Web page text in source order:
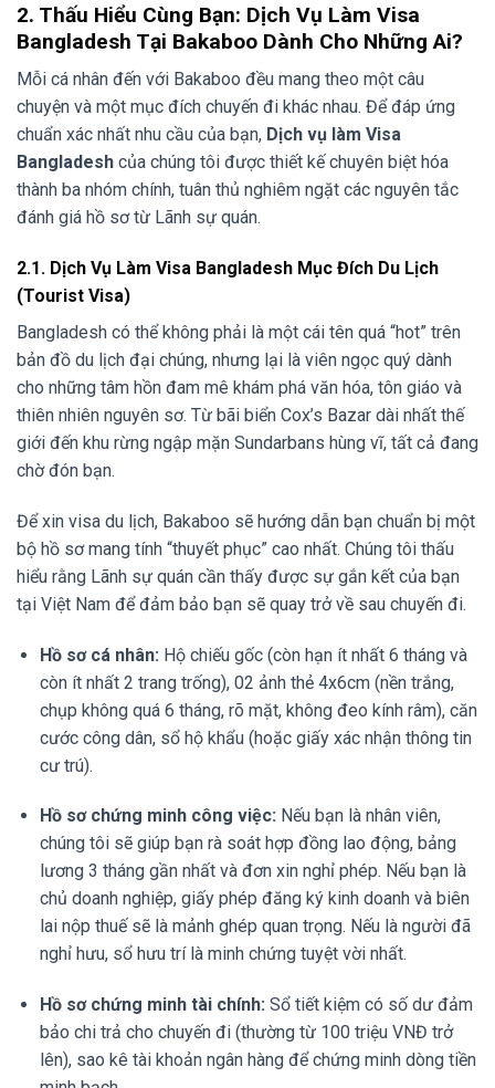
2. Thấu Hiểu Cùng Bạn: Dịch Vụ Làm Visa
Bangladesh Tại Bakaboo Dành Cho Những Ai?
Mỗi cá nhân đến với Bakaboo đều mang theo một câu
chuyện và một mục đích chuyến đi khác nhau. Để đáp ứng
chuẩn xác nhất nhu cầu của bạn, Dịch vụ làm Visa
Bangladesh của chúng tôi được thiết kế chuyên biệt hóa
thành ba nhóm chính, tuân thủ nghiêm ngặt các nguyên tắc
đánh giá hồ sơ từ Lãnh sự quán.
2.1. Dịch Vụ Làm Visa Bangladesh Mục Đích Du Lịch
(Tourist Visa)
Bangladesh có thể không phải là một cái tên quá “hot” trên
bản đồ du lịch đại chúng, nhưng lại là viên ngọc quý dành
cho những tâm hồn đam mê khám phá văn hóa, tôn giáo và
thiên nhiên nguyên sơ. Từ bãi biển Cox’s Bazar dài nhất thế
giới đến khu rừng ngập mặn Sundarbans hùng vĩ, tất cả đang
chờ đón bạn.
Để xin visa du lịch, Bakaboo sẽ hướng dẫn bạn chuẩn bị một
bộ hồ sơ mang tính “thuyết phục” cao nhất. Chúng tôi thấu
hiểu rằng Lãnh sự quán cần thấy được sự gắn kết của bạn
tại Việt Nam để đảm bảo bạn sẽ quay trở về sau chuyến đi.
Hồ sơ cá nhân: Hộ chiếu gốc (còn hạn ít nhất 6 tháng và
còn ít nhất 2 trang trống), 02 ảnh thẻ 4x6cm (nền trắng,
chụp không quá 6 tháng, rõ mặt, không đeo kính râm), căn
cước công dân, sổ hộ khẩu (hoặc giấy xác nhận thông tin
cư trú).
Hồ sơ chứng minh công việc: Nếu bạn là nhân viên,
chúng tôi sẽ giúp bạn rà soát hợp đồng lao động, bảng
lương 3 tháng gần nhất và đơn xin nghỉ phép. Nếu bạn là
chủ doanh nghiệp, giấy phép đăng ký kinh doanh và biên
lai nộp thuế sẽ là mảnh ghép quan trọng. Nếu là người đã
nghỉ hưu, sổ hưu trí là minh chứng tuyệt vời nhất.
Hồ sơ chứng minh tài chính: Sổ tiết kiệm có số dư đảm
bảo chi trả cho chuyến đi (thường từ 100 triệu VNĐ trở
lên), sao kê tài khoản ngân hàng để chứng minh dòng tiền